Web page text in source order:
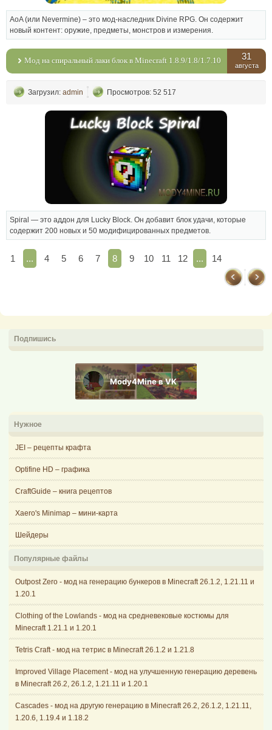
AoA (или Nevermine) – это мод-наследник Divine RPG. Он содержит
новый контент: оружие, предметы, монстров и измерения.
Мод на спиральный лаки блок в Minecraft 1.8.9/1.8/1.7.10 31
августа
Загрузил: admin Просмотров: 52 517
Spiral — это аддон для Lucky Block. Он добавит блок удачи, которые
содержит 200 новых и 50 модифицированных предметов.
1 ... 4 5 6 7 8 9 10 11 12 ... 14
Подпишись
Mody4Mine в VK
Нужное
JEI – рецепты крафта
Optifine HD – графика
CraftGuide – книга рецептов
Xaero's Minimap – мини-карта
Шейдеры
Популярные файлы
Outpost Zero - мод на генерацию бункеров в Minecraft 26.1.2, 1.21.11 и
1.20.1
Clothing of the Lowlands - мод на средневековые костюмы для
Minecraft 1.21.1 и 1.20.1
Tetris Craft - мод на тетрис в Minecraft 26.1.2 и 1.21.8
Improved Village Placement - мод на улучшенную генерацию деревень
в Minecraft 26.2, 26.1.2, 1.21.11 и 1.20.1
Cascades - мод на другую генерацию в Minecraft 26.2, 26.1.2, 1.21.11,
1.20.6, 1.19.4 и 1.18.2